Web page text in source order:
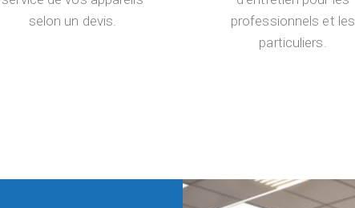
selon un devis.
professionnels et les
particuliers.